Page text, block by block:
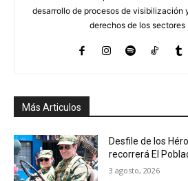
desarrollo de procesos de visibilización
derechos de los sectores
Más Articulos
Desfile de los
recorrerá El
3 agosto, 2026